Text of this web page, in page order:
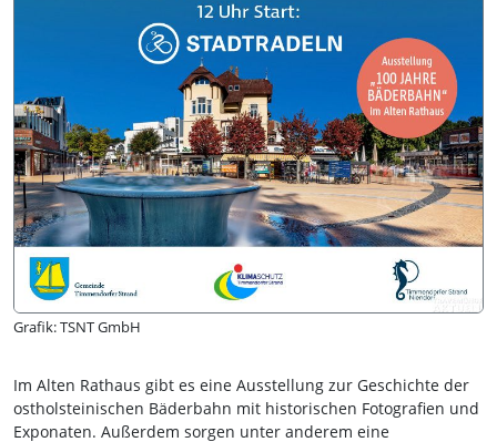
Grafik: TSNT GmbH
Im Alten Rathaus gibt es eine Ausstellung zur Geschichte der
ostholsteinischen Bäderbahn mit historischen Fotografien und
Exponaten. Außerdem sorgen unter anderem eine